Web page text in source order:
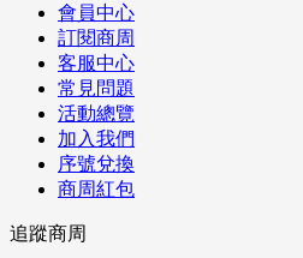
會員中心
訂閱商周
客服中心
常見問題
活動總覽
加入我們
序號兌換
商周紅包
追蹤商周